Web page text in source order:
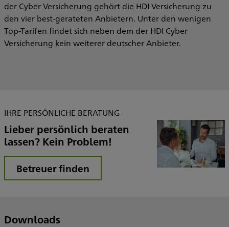
der Cyber Versicherung gehört die HDI Versicherung zu
den vier best-gerateten Anbietern. Unter den wenigen
Top-Tarifen findet sich neben dem der HDI Cyber
Versicherung kein weiterer deutscher Anbieter.
IHRE PERSÖNLICHE BERATUNG
Lieber persönlich beraten
lassen? Kein Problem!
Betreuer finden
Downloads